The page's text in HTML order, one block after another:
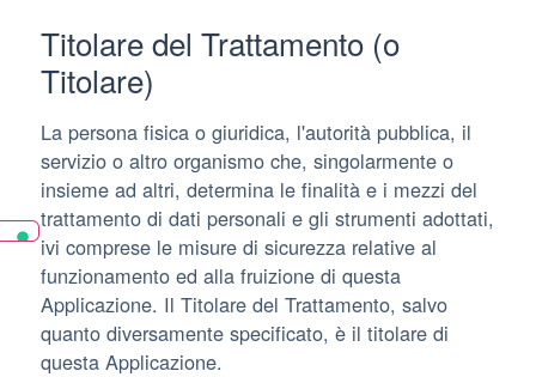
Titolare del Trattamento (o
Titolare)
La persona fisica o giuridica, l'autorità pubblica, il
servizio o altro organismo che, singolarmente o
insieme ad altri, determina le finalità e i mezzi del
trattamento di dati personali e gli strumenti adottati,
ivi comprese le misure di sicurezza relative al
funzionamento ed alla fruizione di questa
Applicazione. Il Titolare del Trattamento, salvo
quanto diversamente specificato, è il titolare di
questa Applicazione.